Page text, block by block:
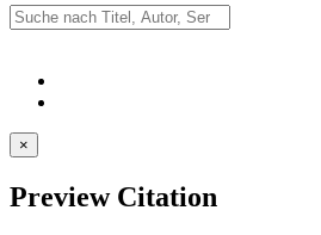
×
Preview Citation